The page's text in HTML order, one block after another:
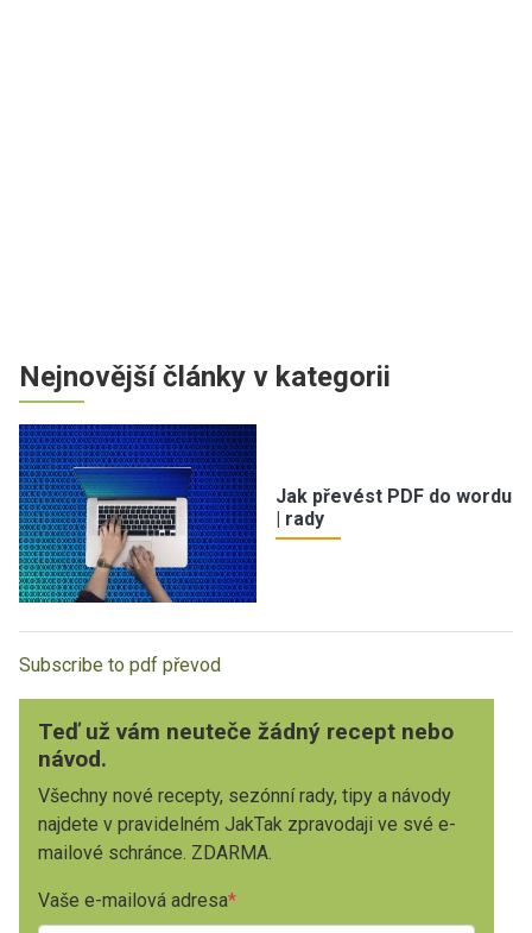
Nejnovější články v kategorii
Jak převést PDF do wordu
| rady
Subscribe to pdf převod
Teď už vám neuteče žádný recept nebo
návod.
Všechny nové recepty, sezónní rady, tipy a návody
najdete v pravidelném JakTak zpravodaji ve své e-
mailové schránce. ZDARMA.
Vaše e-mailová adresa